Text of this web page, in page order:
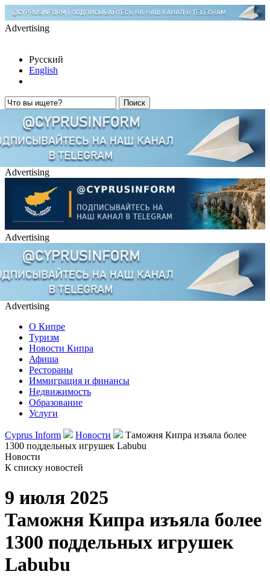
Advertising
Русский
English
Advertising
Advertising
Advertising
О Кипре
Туризм
Новости Кипра
Афиша
Рестораны
Иммиграция и финансы
Недвижимость
Образование
Услуги
Cyprus Inform Новости
Таможня Кипра изъяла более
1300 поддельных игрушек Labubu
Новости
К списку новостей
9 июля 2025
Таможня Кипра изъяла более
1300 поддельных игрушек
Labubu